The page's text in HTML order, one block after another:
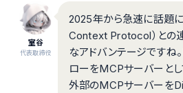
室谷
代表取締役
2025年から急速に話題
Context Protocol）との
なアドバンテージですね
ローをMCPサーバーとし
外部のMCPサーバーを